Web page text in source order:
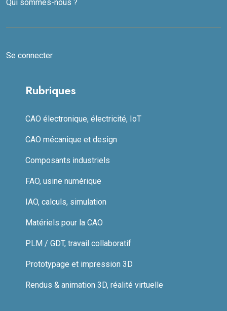
Qui sommes-nous ?
Se connecter
Rubriques
CAO électronique, électricité, IoT
CAO mécanique et design
Composants industriels
FAO, usine numérique
IAO, calculs, simulation
Matériels pour la CAO
PLM / GDT, travail collaboratif
Prototypage et impression 3D
Rendus & animation 3D, réalité virtuelle